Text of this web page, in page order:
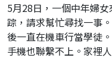
5月28日，一個中年婦
踪，請求幫忙尋找一事
後一直在機車行當學徒
手機也聯繫不上。家裡